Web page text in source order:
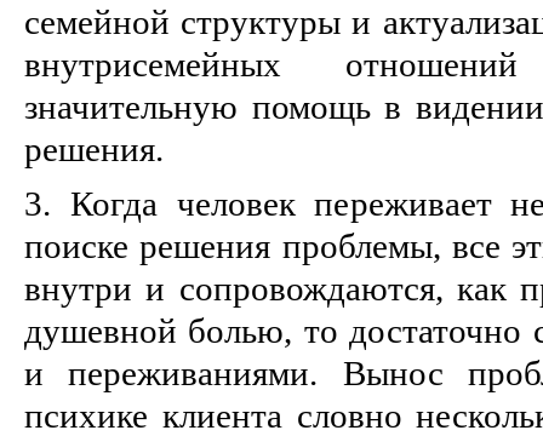
семейной структуры и
внутрисемейных
значительную помощь в
решения.
3. Когда человек переживает
поиске решения проблемы, все
внутри и сопровождаются, как
душевной болью, то достаточно
и переживаниями. Вынос
психике клиента словно